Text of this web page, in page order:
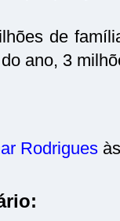
de
ano, 3
Rodrigues